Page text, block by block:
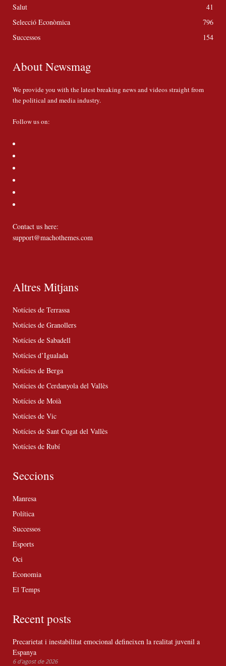
Salut
41
Selecció Econòmica
796
Successos
154
About Newsmag
We provide you with the latest breaking news and videos straight from
the political and media industry.
Follow us on:
Contact us here:
support@machothemes.com
Altres Mitjans
Notícies de Terrassa
Notícies de Granollers
Notícies de Sabadell
Notícies d’Igualada
Notícies de Berga
Notícies de Cerdanyola del Vallès
Notícies de Moià
Notícies de Vic
Notícies de Sant Cugat del Vallès
Notícies de Rubí
Seccions
Manresa
Política
Successos
Esports
Oci
Economia
El Temps
Recent posts
Precarietat i inestabilitat emocional defineixen la realitat juvenil a
Espanya
6 d'agost de 2026